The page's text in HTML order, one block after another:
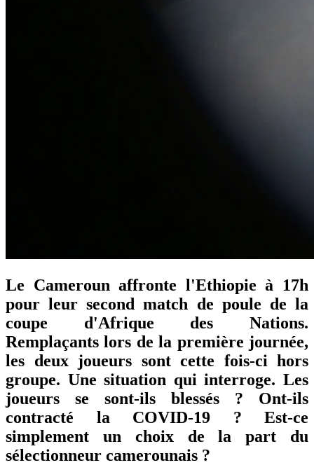
Le Cameroun affronte l'Ethiopie à 17h
pour leur second match de poule de la
coupe d'Afrique des Nations.
Remplaçants lors de la première journée,
les deux joueurs sont cette fois-ci hors
groupe. Une situation qui interroge. Les
joueurs se sont-ils blessés ? Ont-ils
contracté la COVID-19 ? Est-ce
simplement un choix de la part du
sélectionneur camerounais ?